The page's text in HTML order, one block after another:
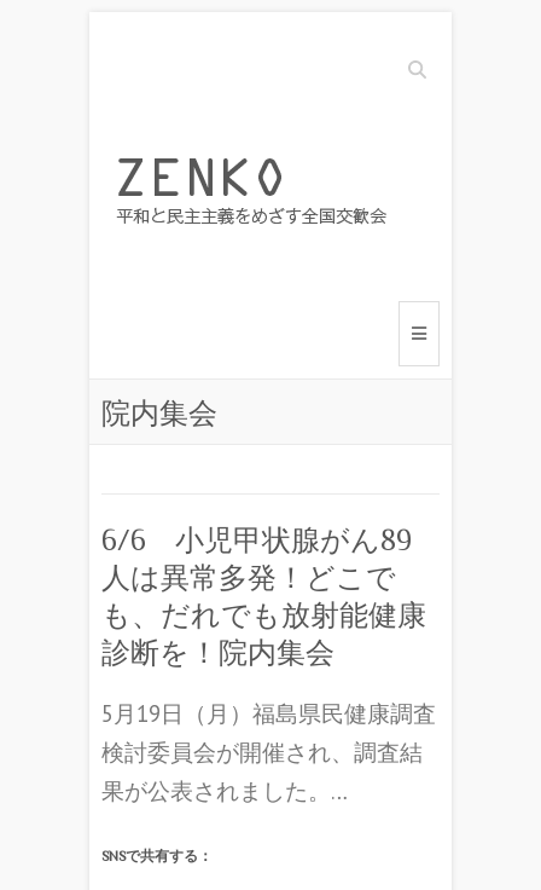
Search
院内集会
6/6 小児甲状腺がん89
人は異常多発！どこで
も、だれでも放射能健康
診断を！院内集会
5月19日（月）福島県民健康調査
検討委員会が開催され、調査結
果が公表されました。…
SNSで共有する：